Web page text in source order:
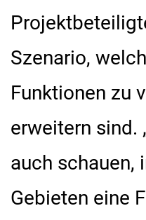
Szenario,
Funktionen zu
erweitern sind.
auch schauen,
Gebieten eine